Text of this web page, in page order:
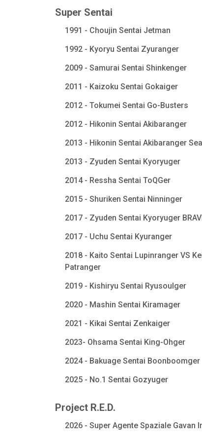
Super Sentai
1991 - Choujin Sentai Jetman
1992 - Kyoryu Sentai Zyuranger
2009 - Samurai Sentai Shinkenger
2011 - Kaizoku Sentai Gokaiger
2012 - Tokumei Sentai Go-Busters
2012 - Hikonin Sentai Akibaranger
2013 - Hikonin Sentai Akibaranger
2013 - Zyuden Sentai Kyoryuger
2014 - Ressha Sentai ToQGer
2015 - Shuriken Sentai Ninninger
2017 - Zyuden Sentai Kyoryuger
2017 - Uchu Sentai Kyuranger
2018 - Kaito Sentai Lupinranger VS
Patranger
2019 - Kishiryu Sentai Ryusoulger
2020 - Mashin Sentai Kiramager
2021 - Kikai Sentai Zenkaiger
2023- Ohsama Sentai King-Ohger
2024 - Bakuage Sentai Boonboomger
2025 - No.1 Sentai Gozyuger
Project R.E.D.
2026 - Super Agente Spaziale Gavan